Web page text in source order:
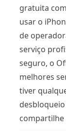
gratuita
usar o
de
serviço
seguro, o
melhores
tiver
compartilhe